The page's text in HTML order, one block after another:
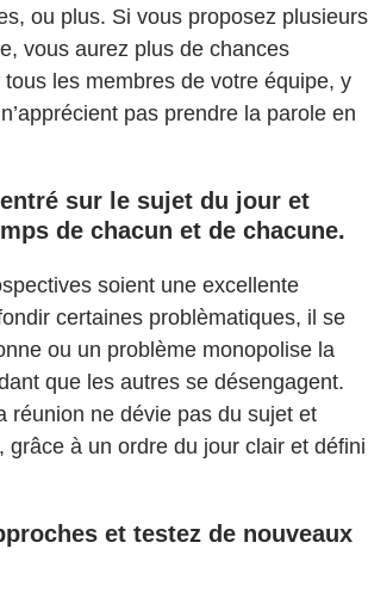
ou plus. Si vous proposez plusieurs
vous aurez plus de chances
tous les membres de votre équipe, y
pas prendre la parole en
sur le sujet du jour et
de chacun et de chacune.
soient une excellente
certaines problèmatiques, il se
ou un problème monopolise la
que les autres se désengagent.
réunion ne dévie pas du sujet et
grâce à un ordre du jour clair et défini
et testez de nouveaux